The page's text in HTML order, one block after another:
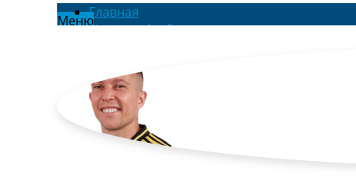
МенюГлавная
Новости футбола
Новости футбола Украины
Последние комментарии
Конкурс прогнозов
Логин
Рейтинги